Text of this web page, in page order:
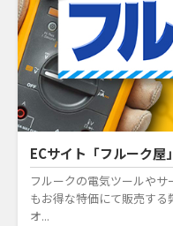
ECサイト「フルーク屋
フルークの電気ツールや
もお得な特価にて販売す
オ...